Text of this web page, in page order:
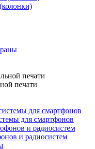
печати
для смартфонов
и радиосистем